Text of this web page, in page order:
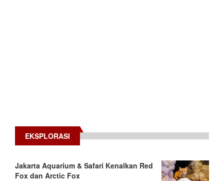
EKSPLORASI
Jakarta Aquarium & Safari Kenalkan Red
Fox dan Arctic Fox